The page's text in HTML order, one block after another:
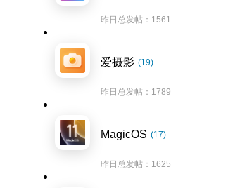
昨日总发帖：1561
爱摄影 (19)
昨日总发帖：1789
MagicOS (17)
昨日总发帖：1625